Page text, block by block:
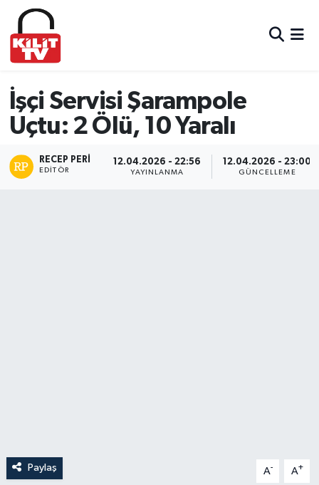
İşçi Servisi Şarampole
Uçtu: 2 Ölü, 10 Yaralı
RECEP PERI
EDITÖR
12.04.2026 - 22:56
YAYINLANMA
12.04.2026 - 23:00
GÜNCELLEME
Paylaş A- A+
Hava Durumu
Trafik Durumu
Süper Lig Puan Durumu ve Fikstür
Tüm Manşetler